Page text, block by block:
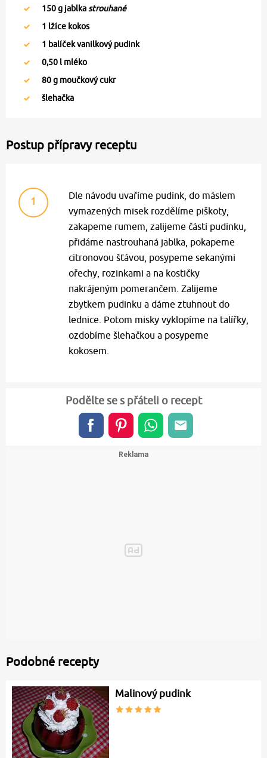
150g jablka strouhané
1 lžíce kokos
1 balíček vanilkový pudink
0,50 l mléko
80g moučkový cukr
šlehačka
Postup přípravy receptu
1
Dle návodu uvaříme pudink, do máslem
vymazených misek rozdělíme piškoty,
zakapeme rumem, zalijeme částí pudinku,
přidáme nastrouhaná jablka, pokapeme
citronovou šťávou, posypeme sekanými
ořechy, rozinkami a na kostičky
nakrájeným pomerančem. Zalijeme
zbytkem pudinku a dáme ztuhnout do
lednice. Potom misky vyklopíme na talířky,
ozdobíme šlehačkou a posypeme
kokosem.
Podělte se s přáteli o recept
Podobné recepty
Malinový pudink